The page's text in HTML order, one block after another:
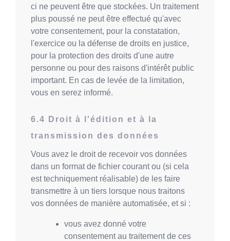
ci ne peuvent être que stockées. Un traitement
plus poussé ne peut être effectué qu'avec
votre consentement, pour la constatation,
l'exercice ou la défense de droits en justice,
pour la protection des droits d'une autre
personne ou pour des raisons d'intérêt public
important. En cas de levée de la limitation,
vous en serez informé.
Droit à l'édition et à la
transmission des données
Vous avez le droit de recevoir vos données
dans un format de fichier courant ou (si cela
est techniquement réalisable) de les faire
transmettre à un tiers lorsque nous traitons
vos données de manière automatisée, et si :
vous avez donné votre
consentement au traitement de ces